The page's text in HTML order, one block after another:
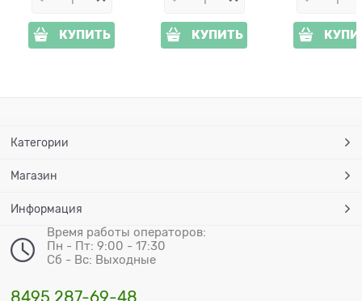
КУПИТЬ КУПИТЬ
Категории
Магазин
Информация
Время работы операторов:
Пн - Пт: 9:00 - 17:30
Сб - Вс: Выходные